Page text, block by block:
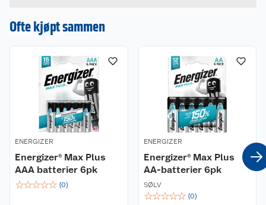
en omtale.
Ofte kjøpt sammen
ENERGIZER
Energizer® Max Plus
AAA batterier 6pk
☆☆☆☆☆ (0)
ENERGIZER
Energizer® Max Plus
AA-batterier 6pk
SØLV
☆☆☆☆☆ (0)